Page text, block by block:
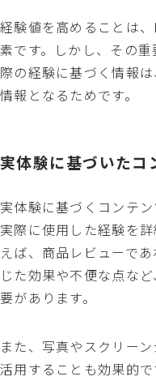
経験値を高めることは
素です。しかし、その
際の経験に基づく情報
情報となるためです。
実体験に基づいたコ
実体験に基づくコンテ
実際に使用した経験を
えば、商品レビューで
じた効果や不便な点な
要があります。
また、写真やスクリー
活用することも効果的